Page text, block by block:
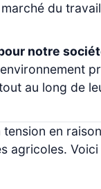
du
notre
au long de
en